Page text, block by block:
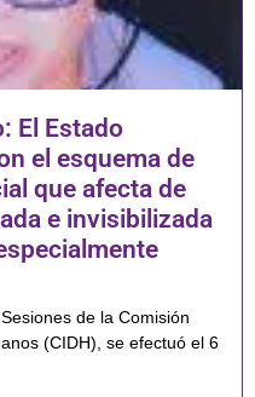
El Estado
el esquema de
que afecta de
e invisibilizada
de la Comisión
(CIDH), se efectuó el 6